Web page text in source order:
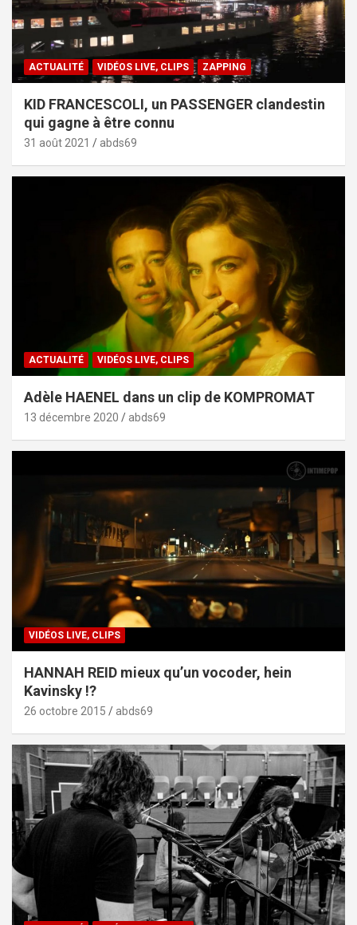
ACTUALITÉ VIDÉOS LIVE, CLIPS ZAPPING
KID FRANCESCOLI, un PASSENGER clandestin
qui gagne à être connu
31 août 2021 abds69
ACTUALITÉ VIDÉOS LIVE, CLIPS
Adèle HAENEL dans un clip de KOMPROMAT
13 décembre 2020 abds69
VIDÉOS LIVE, CLIPS
HANNAH REID mieux qu’un vocoder, hein
Kavinsky !?
26 octobre 2015 abds69